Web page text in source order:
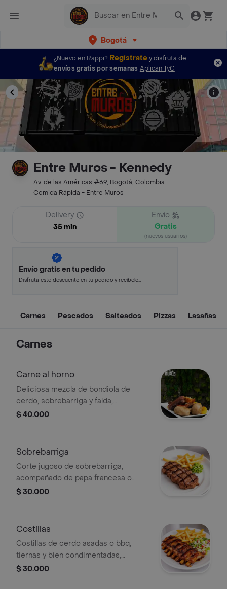
Bogotá
¿Nuevo en Rappi? Regístratey disfruta de
envíos gratis por semanas Aplican TyC
Entre Muros - Kennedy
Av. de las Américas #69, Bogotá, Colombia
Comida Rápida - Entre Muros
Delivery
35 min
Envío
Gratis
(nuevos usuarios)
Envío gratis en tu pedido
Disfruta este descuento en tu pedido y recíbelo
Carnes Pescados Salteados Pizzas Lasañas
Carnes
Carne al horno
Deliciosa mezcla de bondiola de
cerdo, sobrebarriga y falda,
acompañada de papa salada, plátano
todo su sabor.
$ 40.000
Sobrebarriga
Corte jugoso de sobrebarriga,
acompañado de papa francesa o
papa criolla y ensalada de la casa
$ 30.000
Costillas
Costillas de cerdo asadas o bbq,
tiernas y bien condimentadas,
acompañadas de papa francesa o
$ 30.000